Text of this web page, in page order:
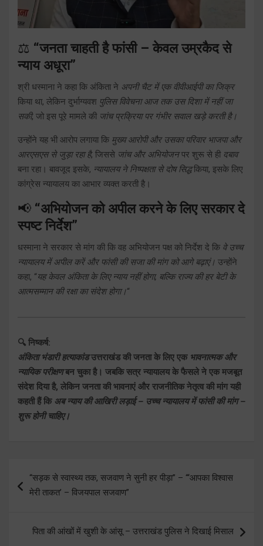
⚖️ “जनता चाहती है फांसी – केवल उम्रकैद से
न्याय अधूरा”
श्री धस्माना ने कहा कि अंकिता ने अपनी चैट में एक वीवीआईपी का जिक्र
किया था, लेकिन दुर्भाग्यवश पुलिस विवेचना आज तक उस दिशा में नहीं जा
सकी, जो इस पूरे मामले की जांच प्रक्रिया पर गंभीर सवाल खड़े करती है।
उन्होंने यह भी आरोप लगाया कि मुख्य आरोपी और उसका परिवार भाजपा और
आरएसएस से जुड़ा रहा है, जिससे जांच और अभियोजनपर शुरू से ही दबाव
बना रहा। बावजूद इसके, न्यायालय ने निष्पक्षता से दोष सिद्धकिया, इसके लिए
कांग्रेस न्यायालय का आभार व्यक्त करती है।
📢 “अभियोजन को अपील करने के लिए सरकार दे
स्पष्ट निर्देश”
धस्माना ने सरकार से मांग की कि वह अभियोजन पक्ष को निर्देश दे कि वे उच्च
न्यायालय में अपील करें और फांसी की सजा की मांग को आगे बढ़ाएं। उन्होंने
कहा, “यह केवल अंकिता के लिए न्याय नहीं होगा, बल्कि राज्य की हर बेटी के
आत्मसम्मान की रक्षा का संदेश होगा।“
🔍 निष्कर्ष:
अंकिता भंडारी हत्याकांडउत्तराखंड की जनता के लिए एक भावनात्मक और
न्यायिक परीक्षणबन चुका है। जबकि सत्र न्यायालय के फैसले ने एक मजबूत
संदेश दिया है, लेकिन जनता की भावनाएं और राजनीतिक नेतृत्व की मांग यही
कहती हैं कि अब न्याय की आखिरी लड़ाई – उच्च न्यायालय में फांसी की मांग –
शुरू होनी चाहिए।
navigation
“सड़क से स्वास्थ्य तक, सजवाण ने सुनी हर पीड़ा” – “‘आपका विश्वास
मेरी ताकत’ – विजयपाल सजवाण”
पिता की आंखों में खुशी के आंसू – उत्तराखंड पुलिस ने दिखाई मिसाल